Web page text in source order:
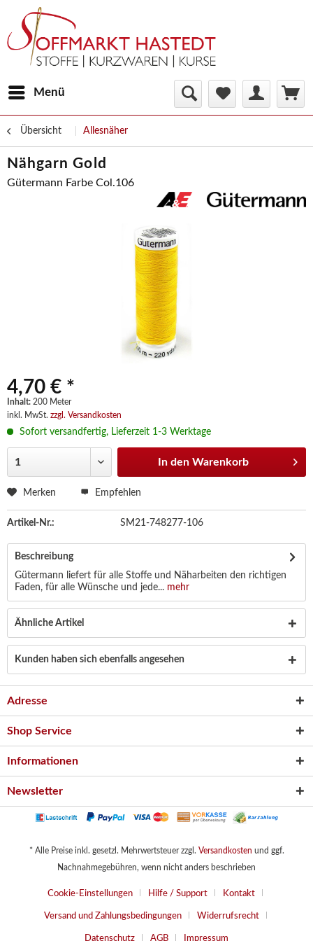
Menü
Übersicht Allesnäher
Nähgarn Gold
Gütermann Farbe Col.106
4,70 € *
Inhalt: 200 Meter
inkl. MwSt. zzgl. Versandkosten
Sofort versandfertig, Lieferzeit 1-3 Werktage
In den Warenkorb
Merken Empfehlen
Artikel-Nr.: SM21-748277-106
Beschreibung
Gütermann liefert für alle Stoffe und Näharbeiten den richtigen
Faden, für alle Wünsche und jede... mehr
Ähnliche Artikel
Kunden haben sich ebenfalls angesehen
Adresse
Shop Service
Informationen
Newsletter
* Alle Preise inkl. gesetzl. Mehrwertsteuer zzgl. Versandkosten und ggf.
Nachnahmegebühren, wenn nicht anders beschrieben
Cookie-Einstellungen Hilfe / Support Kontakt
Versand und Zahlungsbedingungen Widerrufsrecht
Datenschutz AGB Impressum